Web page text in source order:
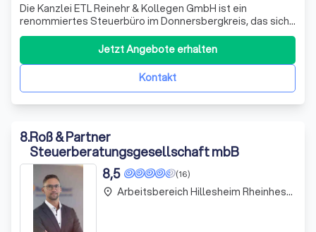
Die Kanzlei ETL Reinehr & Kollegen GmbH ist ein
renommiertes Steuerbüro im Donnersbergkreis, das sich
durch seine hohe fachliche Kompetenz und spezifische
Branchenkenntnisse auszeichnet. Mit einem Team von
über 20 hochqualifizierten Fachexperten, angeführt von
Steuerberater Michael Reinehr, bieten w
Kontakt
Jetzt Angebote erhalten
8.Roß & Partner
Steuerberatungsgesellschaft mbB
(16)
8,5
place Arbeitsbereich Hillesheim Rheinhessen